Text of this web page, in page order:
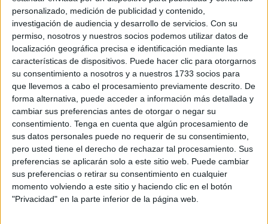
personalizado, medición de publicidad y contenido,
investigación de audiencia y desarrollo de servicios. Con su
permiso, nosotros y nuestros socios podemos utilizar datos de
localización geográfica precisa e identificación mediante las
características de dispositivos. Puede hacer clic para otorgarnos
su consentimiento a nosotros y a nuestros 1733 socios para
que llevemos a cabo el procesamiento previamente descrito. De
forma alternativa, puede acceder a información más detallada y
cambiar sus preferencias antes de otorgar o negar su
consentimiento. Tenga en cuenta que algún procesamiento de
sus datos personales puede no requerir de su consentimiento,
pero usted tiene el derecho de rechazar tal procesamiento. Sus
preferencias se aplicarán solo a este sitio web. Puede cambiar
sus preferencias o retirar su consentimiento en cualquier
momento volviendo a este sitio y haciendo clic en el botón
"Privacidad" en la parte inferior de la página web.
Actualmente la doctora se encuentrade baja médica tras
la "experiencia traumática vivida, al no poder
desempeñar su trabajo con seguridad" , desvela el
órgano colegial.
"Insultos racistas" en Urgencias del
Hospital
Pocos días después, se produjeron dos nuevas
agresiones verbales en el Servicio de Urgencias del
HospitalUniversitario de Ceuta (HUCE), que han
resultado en sendas denuncias interpuestas este mismo
miércoles por la mañana.